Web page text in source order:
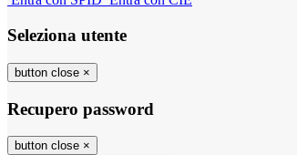
Seleziona utente
button close ×
Recupero password
button close ×